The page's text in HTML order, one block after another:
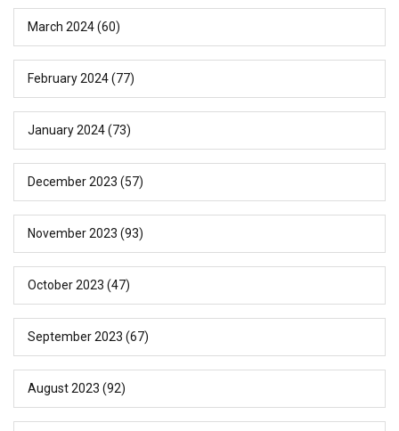
March 2024(60)
February 2024(77)
January 2024(73)
December 2023 (57)
November 2023 (93)
October 2023 (47)
September 2023 (67)
August 2023 (92)